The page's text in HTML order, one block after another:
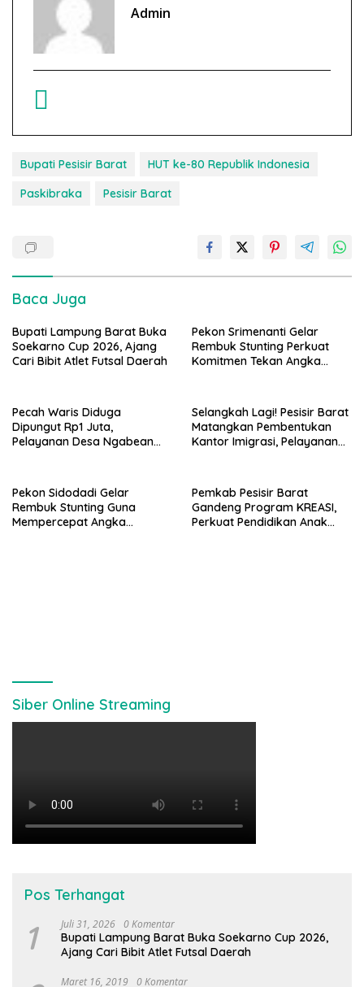
Admin
Bupati Pesisir Barat
HUT ke-80 Republik Indonesia
Paskibraka
Pesisir Barat
Baca Juga
Bupati Lampung Barat Buka
Soekarno Cup 2026, Ajang
Cari Bibit Atlet Futsal Daerah
Pekon Srimenanti Gelar
Rembuk Stunting Perkuat
Komitmen Tekan Angka
Pecah Waris Diduga
Dipungut Rp1 Juta,
Pelayanan Desa Ngabean
Selangkah Lagi! Pesisir Barat
Matangkan Pembentukan
Kantor Imigrasi, Pelayanan
Pekon Sidodadi Gelar
Rembuk Stunting Guna
Mempercepat Angka
Pemkab Pesisir Barat
Gandeng Program KREASI,
Perkuat Pendidikan Anak
Siber Online Streaming
Pos Terhangat
1 Juli 31, 2026 0 Komentar
Bupati Lampung Barat Buka Soekarno Cup 2026,
Ajang Cari Bibit Atlet Futsal Daerah
Maret 16, 2019 0 Komentar